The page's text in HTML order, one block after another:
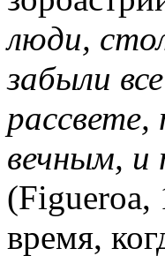
люди,
забыли
вечным, и
(Figueroa,
время,